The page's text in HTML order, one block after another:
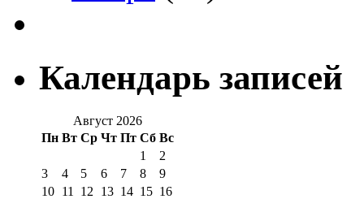
Календарь записей
Август 2026
Пн Вт Ср Чт Пт Сб Вс
1
2
3
4 5 6 7 8
9
10 11 12 13 14 15 16